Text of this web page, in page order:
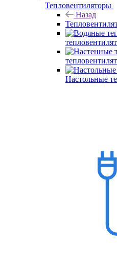
Тепловентиляторы
Назад
Настольные